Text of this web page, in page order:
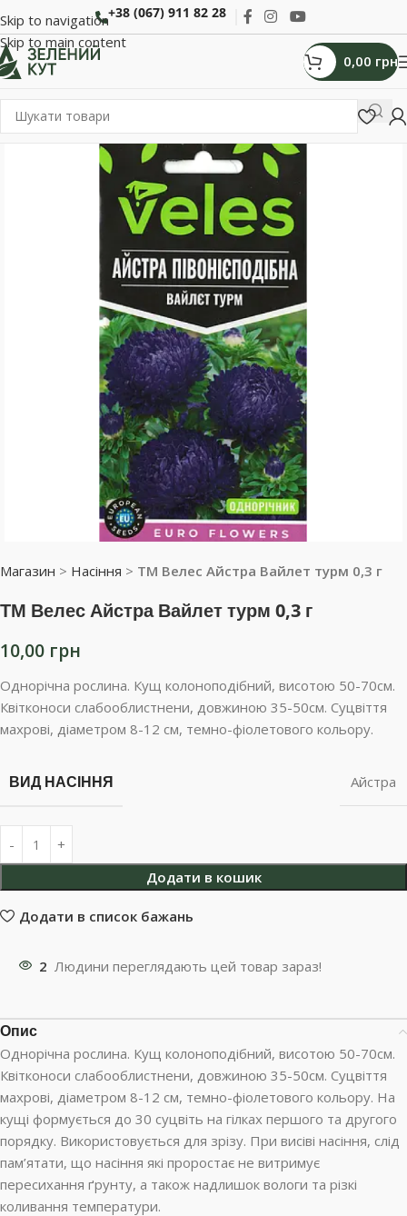
Skip to navigation
Skip to main content
+38 (067) 911 82 28
0,00 грн
Магазин > Насіння > ТМ Велес Айстра Вайлет турм 0,3 г
ТМ Велес Айстра Вайлет турм 0,3 г
10,00 грн
Однорічна рослина. Кущ колоноподібний, висотою 50-70см.
Квітконоси слабооблистнени, довжиною 35-50см. Суцвіття
махрові, діаметром 8-12 см, темно-фіолетового кольору.
ВИД НАСІННЯ Айстра
Додати в кошик
Додати в список бажань
2 Людини переглядають цей товар зараз!
Опис
Однорічна рослина. Кущ колоноподібний, висотою 50-70см.
Квітконоси слабооблистнени, довжиною 35-50см. Суцвіття
махрові, діаметром 8-12 см, темно-фіолетового кольору. На
кущі формується до 30 суцвіть на гілках першого та другого
порядку. Використовується для зрізу. При висіві насіння, слід
пам’ятати, що насіння які проростає не витримує
пересихання ґрунту, а також надлишок вологи та різкі
коливання температури.